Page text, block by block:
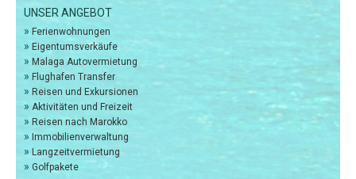
UNSER ANGEBOT
» Ferienwohnungen
» Eigentumsverkäufe
» Malaga Autovermietung
» Flughafen Transfer
» Reisen und Exkursionen
» Aktivitäten und Freizeit
» Reisen nach Marokko
» Immobilienverwaltung
» Langzeitvermietung
» Golfpakete